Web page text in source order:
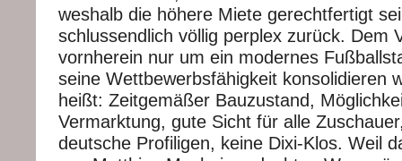
weshalb die höhere Miete gerechtfertigt
schlussendlich völlig perplex zurück. Dem
vornherein nur um ein modernes
seine Wettbewerbsfähigkeit konsolidieren
heißt: Zeitgemäßer Bauzustand,
Vermarktung, gute Sicht für alle
deutsche Profiligen, keine Dixi-Klos. Weil